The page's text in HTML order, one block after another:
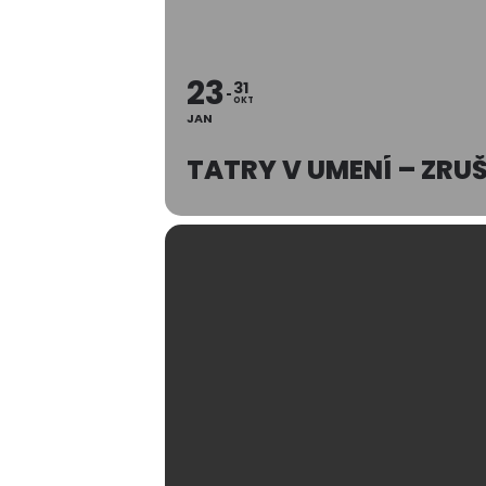
23
JAN
31
OKT
TATRY V UMENÍ –